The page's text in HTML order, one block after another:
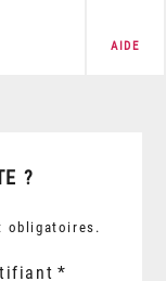
AIDE
?
obligatoires.